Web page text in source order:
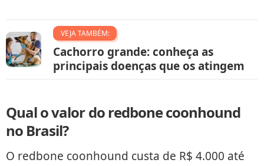
VEJA TAMBÉM:
Cachorro grande: conheça as
principais doenças que os atingem
Qual o valor do redbone coonhound
no Brasil?
O redbone coonhound custa de R$ 4.000 até